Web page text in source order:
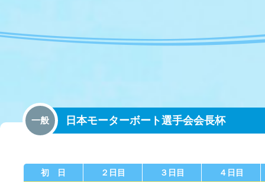
一般 日本モーターボート選手会会長杯
初 日 ２日目 ３日目 ４日目